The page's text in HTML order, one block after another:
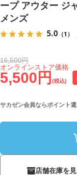
ープ アウター ジ
メンズ
5.0 （1）
5,500円 (税込)
オンラインストア価格
16,500円
サカゼン会員ならポイント還
店舗在庫を